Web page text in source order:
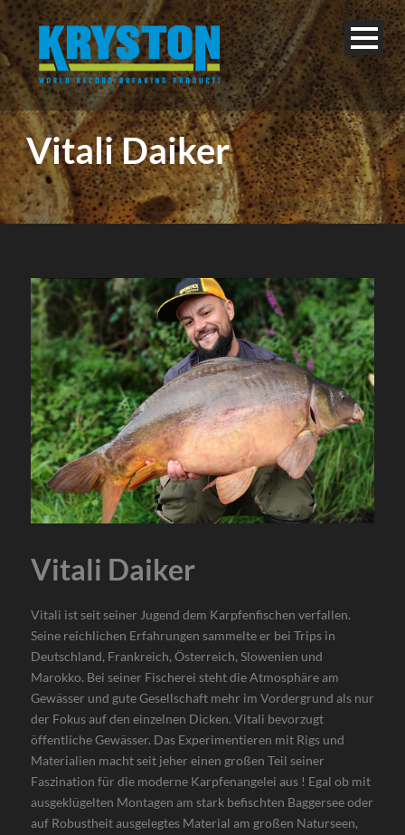
Deutsch
Vitali Daiker
Vitali Daiker
Vitali ist seit seiner Jugend dem Karpfenfischen verfallen.
Seine reichlichen Erfahrungen sammelte er bei Trips in
Deutschland, Frankreich, Österreich, Slowenien und
Marokko. Bei seiner Fischerei steht die Atmosphäre am
Gewässer und gute Gesellschaft mehr im Vordergrund als nur
der Fokus auf den einzelnen Dicken. Vitali bevorzugt
öffentliche Gewässer. Das Experimentieren mit Rigs und
Materialien macht seit jeher einen großen Teil seiner
Faszination für die moderne Karpfenangelei aus ! Egal ob mit
ausgeklügelten Montagen am stark befischten Baggersee oder
auf Robustheit ausgelegtes Material am großen Naturseen,